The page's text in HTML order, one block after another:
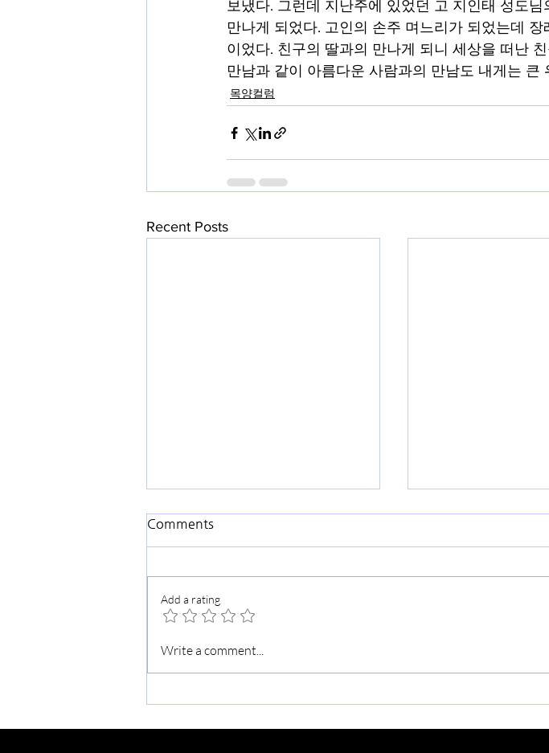
보냈다. 그런데 지난주에 있었던 고 지인태 성도
만나게 되었다. 고인의 손주 며느리가 되었는데
이었다. 친구의 딸과의 만나게 되니 세상을 떠난
만남과 같이 아름다운 사람과의 만남도 내게는 큰
목양컬럼
Recent Posts
실리콘밸리 역사와 성도의 사명
5
사명’을 1. 들어가는 말 2. 르네상스
로 전 세계에 영향을 준 피렌체와
실리콘밸리 역사와
Comments
Add a rating
Write a comment...